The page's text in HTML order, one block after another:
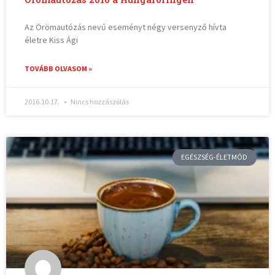
Az Örömautózás nevű eseményt négy versenyző hívta
életre Kiss Ági
TOVÁBB OLVASOM »
2016.10.17. Nincs hozzászólás
EGÉSZSÉG-ÉLETMÓD